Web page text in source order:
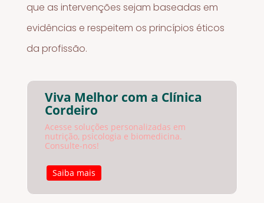
que as intervenções sejam baseadas em
evidências e respeitem os princípios éticos
da profissão.
Viva Melhor com a Clínica
Cordeiro
Acesse soluções personalizadas em
nutrição, psicologia e biomedicina.
Consulte-nos!
Saiba mais